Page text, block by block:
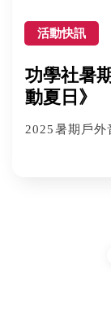
活動快訊
功學社暑
動夏日》
2025暑期戶